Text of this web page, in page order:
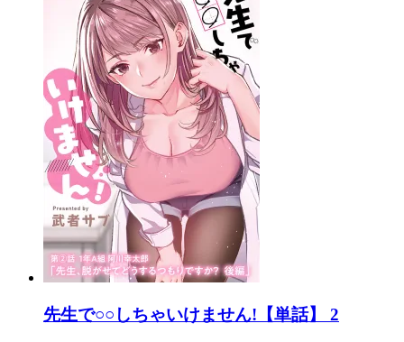
先生で○○しちゃいけません!【単話】 2